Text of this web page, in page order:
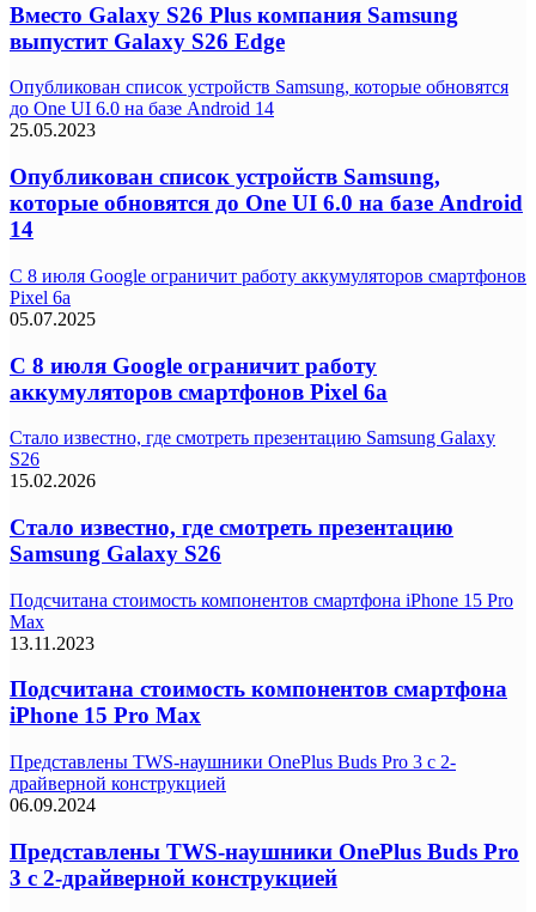
Вместо Galaxy S26 Plus компания Samsung
выпустит Galaxy S26 Edge
Опубликован список устройств Samsung, которые обновятся
до One UI 6.0 на базе Android 14
25.05.2023
Опубликован список устройств Samsung,
которые обновятся до One UI 6.0 на базе Android
14
C 8 июля Google ограничит работу аккумуляторов смартфонов
Pixel 6a
05.07.2025
C 8 июля Google ограничит работу
аккумуляторов смартфонов Pixel 6a
Стало известно, где смотреть презентацию Samsung Galaxy
S26
15.02.2026
Стало известно, где смотреть презентацию
Samsung Galaxy S26
Подсчитана стоимость компонентов смартфона iPhone 15 Pro
Max
13.11.2023
Подсчитана стоимость компонентов смартфона
iPhone 15 Pro Max
Представлены TWS-наушники OnePlus Buds Pro 3 с 2-
драйверной конструкцией
06.09.2024
Представлены TWS-наушники OnePlus Buds Pro
3 с 2-драйверной конструкцией